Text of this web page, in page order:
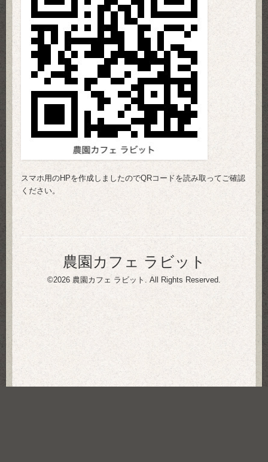
スマホ用のHPを作成しましたのでQRコードを読み取ってご確認
ください。
農園カフェ ラビット
©2026 農園カフェ ラビット . All Rights Reserved.